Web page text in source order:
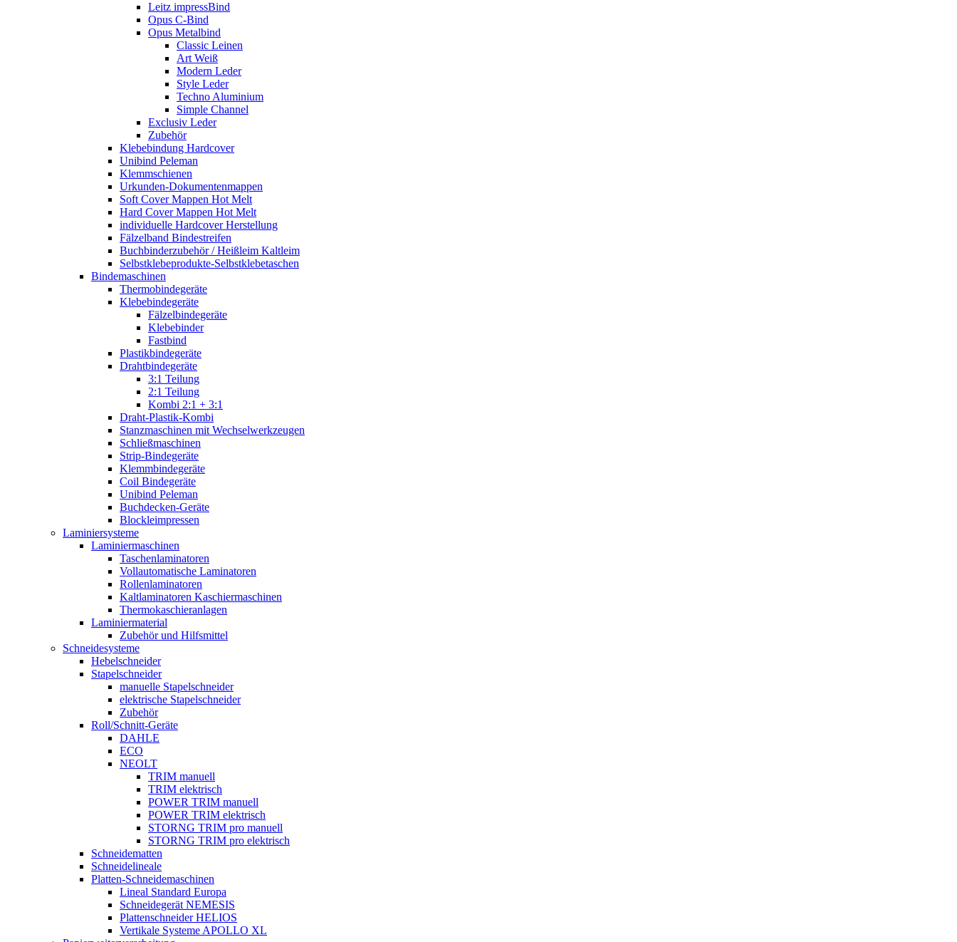
Leitz impressBind
Opus C-Bind
Opus Metalbind
Classic Leinen
Art Weiß
Modern Leder
Style Leder
Techno Aluminium
Simple Channel
Exclusiv Leder
Zubehör
Klebebindung Hardcover
Unibind Peleman
Klemmschienen
Urkunden-Dokumentenmappen
Soft Cover Mappen Hot Melt
Hard Cover Mappen Hot Melt
individuelle Hardcover Herstellung
Fälzelband Bindestreifen
Buchbinderzubehör / Heißleim Kaltleim
Selbstklebeprodukte-Selbstklebetaschen
Bindemaschinen
Thermobindegeräte
Klebebindegeräte
Fälzelbindegeräte
Klebebinder
Fastbind
Plastikbindegeräte
Drahtbindegeräte
3:1 Teilung
2:1 Teilung
Kombi 2:1 + 3:1
Draht-Plastik-Kombi
Stanzmaschinen mit Wechselwerkzeugen
Schließmaschinen
Strip-Bindegeräte
Klemmbindegeräte
Coil Bindegeräte
Unibind Peleman
Buchdecken-Geräte
Blockleimpressen
Laminiersysteme
Laminiermaschinen
Taschenlaminatoren
Vollautomatische Laminatoren
Rollenlaminatoren
Kaltlaminatoren Kaschiermaschinen
Thermokaschieranlagen
Laminiermaterial
Zubehör und Hilfsmittel
Schneidesysteme
Hebelschneider
Stapelschneider
manuelle Stapelschneider
elektrische Stapelschneider
Zubehör
Roll/Schnitt-Geräte
DAHLE
ECO
NEOLT
TRIM manuell
TRIM elektrisch
POWER TRIM manuell
POWER TRIM elektrisch
STORNG TRIM pro manuell
STORNG TRIM pro elektrisch
Schneidematten
Schneidelineale
Platten-Schneidemaschinen
Lineal Standard Europa
Schneidegerät NEMESIS
Plattenschneider HELIOS
Vertikale Systeme APOLLO XL